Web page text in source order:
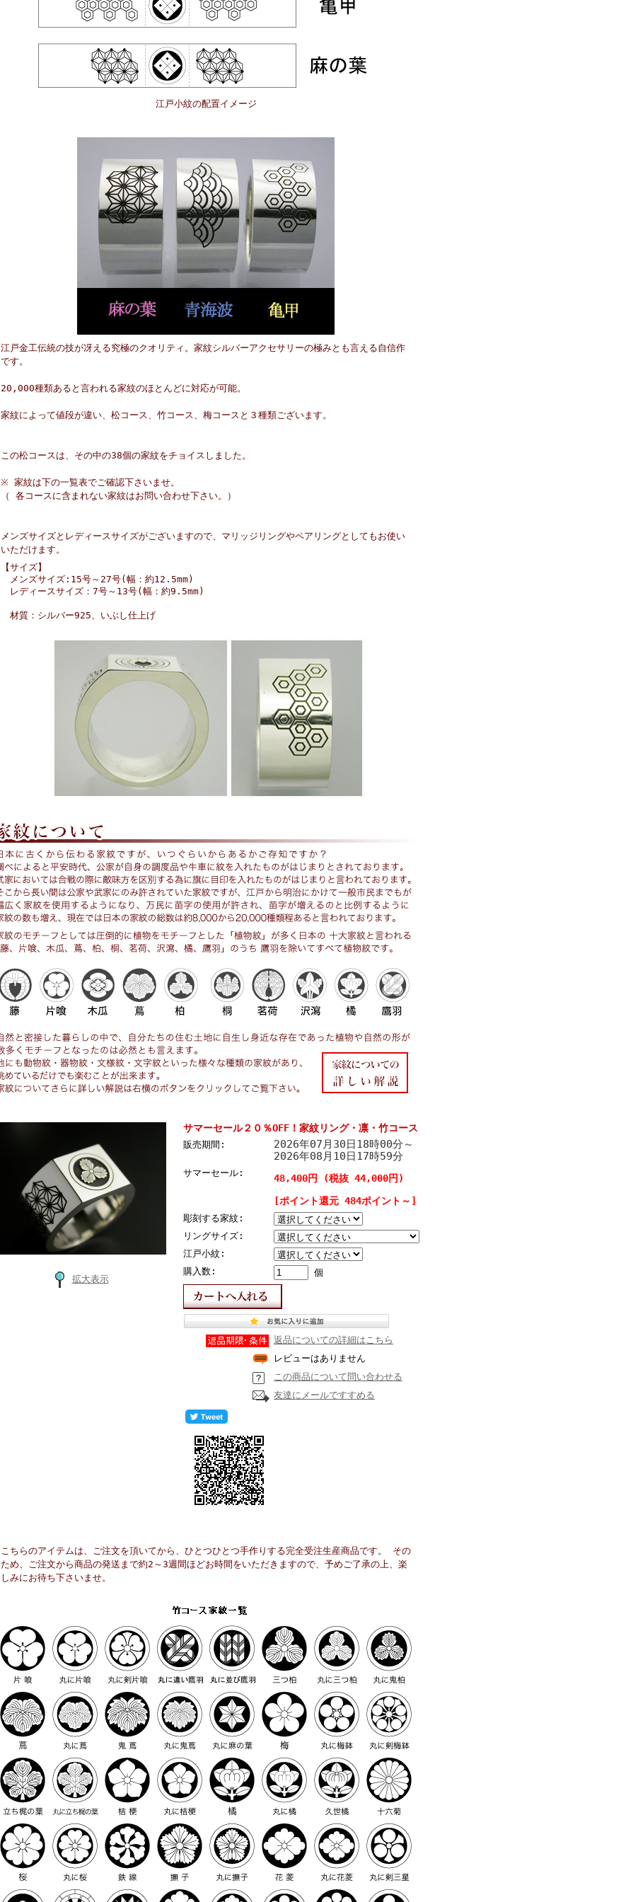
江戸小紋の配置イメージ
江戸金工伝統の技が冴える究極のクオリティ。家紋シルバーアクセサリーの極みとも言える自信作
です。
20,000種類あると言われる家紋のほとんどに対応が可能。
家紋によって値段が違い、松コース、竹コース、梅コースと３種類ございます。
この松コースは、その中の38個の家紋をチョイスしました。
※ 家紋は下の一覧表でご確認下さいませ。
（ 各コースに含まれない家紋はお問い合わせ下さい。）
メンズサイズとレディースサイズがございますので、マリッジリングやペアリングとしてもお使い
いただけます。
【サイズ】
メンズサイズ:15号～27号(幅：約12.5mm)
レディースサイズ：7号～13号(幅：約9.5mm)
材質：シルバー925、いぶし仕上げ
拡大表示
サマーセール２０％OFF！家紋リング・凛・竹コース
販売期間:
2026年07月30日18時00分～
2026年08月10日17時59分
サマーセール:
48,400円 (税抜 44,000円)
[ポイント還元 484ポイント～]
彫刻する家紋:
リングサイズ:
江戸小紋:
購入数:
個
返品についての詳細はこちら
レビューはありません
この商品について問い合わせる
友達にメールですすめる
こちらのアイテムは、ご注文を頂いてから、ひとつひとつ手作りする完全受注生産商品です。 その
ため、ご注文から商品の発送まで約2～3週間ほどお時間をいただきますので、予めご了承の上、楽
しみにお待ち下さいませ。